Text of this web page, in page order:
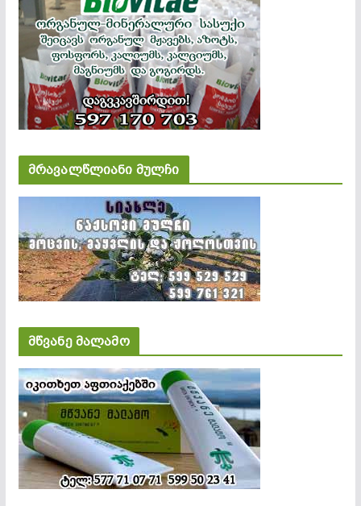
მრავალწლიანი მულჩი
მწვანე მალამო